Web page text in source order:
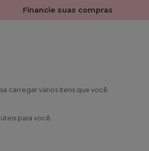
Financie suas compras
carregar vários itens que você
para você.